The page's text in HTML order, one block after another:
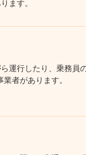
ます。
運行したり、乗務員
者があります。